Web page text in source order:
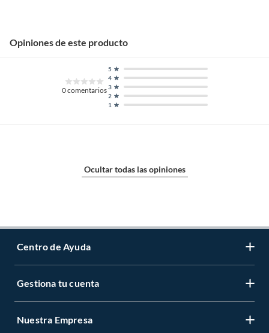
Opiniones de este producto
0comentarios
1
2
3
4
5
Ocultar todas las opiniones
Centro de Ayuda
Servicio al Cliente
Gestiona tu cuenta
Gestiona tu cuenta
Nuestra Empresa